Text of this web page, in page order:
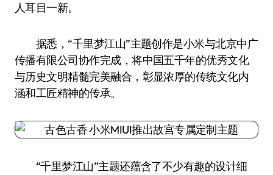
人耳目一新。
据悉，“千里梦江山”主题创作是小米与北京中广
传播有限公司协作完成，将中国五千年的优秀文化
与历史文明精髓完美融合，彰显浓厚的传统文化内
涵和工匠精神的传承。
“千里梦江山”主题还蕴含了不少有趣的设计细